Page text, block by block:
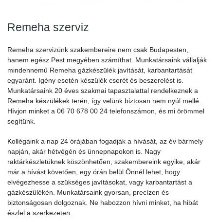
Remeha szerviz
Remeha szervizünk szakembereire nem csak Budapesten,
hanem egész Pest megyében számíthat. Munkatársaink vállalják
mindennemű Remeha gázkészülék javítását, karbantartását
egyaránt. Igény esetén készülék cserét és beszerelést is.
Munkatársaink 20 éves szakmai tapasztalattal rendelkeznek a
Remeha készülékek terén, így velünk biztosan nem nyúl mellé.
Hívjon minket a 06 70 678 00 24 telefonszámon, és mi örömmel
segítünk.
Kollégáink a nap 24 órájában fogadják a hívását, az év bármely
napján, akár hétvégén és ünnepnapokon is. Nagy
raktárkészletüknek köszönhetően, szakembereink egyike, akár
már a hívást követően, egy órán belül Önnél lehet, hogy
elvégezhesse a szükséges javításokat, vagy karbantartást a
gázkészülékén. Munkatársaink gyorsan, precízen és
biztonságosan dolgoznak. Ne habozzon hívni minket, ha hibát
észlel a szerkezeten.